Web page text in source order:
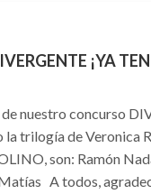
¡YA
nuestro concurso
la trilogía de Veronica
son: Ramón
A todos,